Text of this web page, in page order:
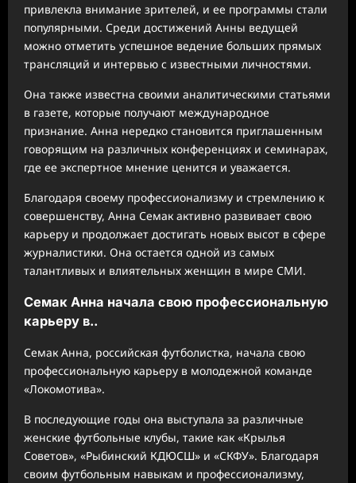
привлекла внимание зрителей, и ее программы стали
популярными. Среди достижений Анны ведущей
можно отметить успешное ведение больших прямых
трансляций и интервью с известными личностями.
Она также известна своими аналитическими статьями
в газете, которые получают международное
признание. Анна нередко становится приглашенным
говорящим на различных конференциях и семинарах,
где ее экспертное мнение ценится и уважается.
Благодаря своему профессионализму и стремлению к
совершенству, Анна Семак активно развивает свою
карьеру и продолжает достигать новых высот в сфере
журналистики. Она остается одной из самых
талантливых и влиятельных женщин в мире СМИ.
Семак Анна начала свою профессиональную
карьеру в..
Семак Анна, российская футболистка, начала свою
профессиональную карьеру в молодежной команде
«Локомотива».
В последующие годы она выступала за различные
женские футбольные клубы, такие как «Крылья
Советов», «Рыбинский КДЮСШ» и «СКФУ». Благодаря
своим футбольным навыкам и профессионализму,